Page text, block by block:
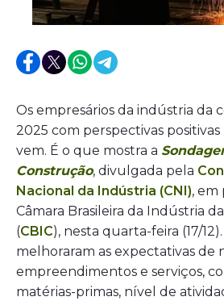
Os empresários da indústria da
2025 com perspectivas
vem. É o que mostra a
Construção, divulgada pela
Nacional da Indústria (CNI), em
Câmara Brasileira da Indústria
(CBIC), nesta quarta-feira (17/
melhoraram as expectativas de
empreendimentos e serviços,
matérias-primas, nível de